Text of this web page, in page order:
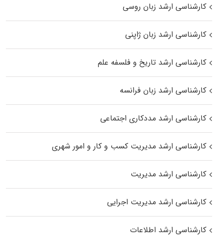
کارشناسی ارشد زبان روسی
کارشناسی ارشد زبان ژاپنی
کارشناسی ارشد تاریخ و فلسفه علم
کارشناسی ارشد زبان فرانسه
کارشناسی ارشد مددکاری اجتماعی
کارشناسی ارشد مدیریت کسب و کار و امور شهری
کارشناسی ارشد مدیریت
کارشناسی ارشد مدیریت اجرایی
کارشناسی ارشد اطلاعات